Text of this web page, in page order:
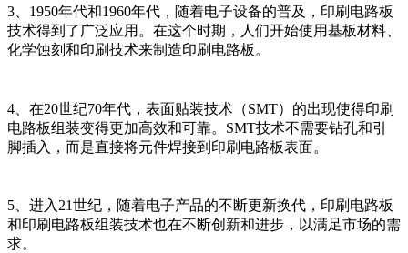
3、1950年代和1960年代，随着电子设备的普及，印刷电路板
技术得到了广泛应用。在这个时期，人们开始使用基板材料、
化学蚀刻和印刷技术来制造印刷电路板。
4、在20世纪70年代，表面贴装技术（SMT）的出现使得印刷
电路板组装变得更加高效和可靠。SMT技术不需要钻孔和引
脚插入，而是直接将元件焊接到印刷电路板表面。
5、进入21世纪，随着电子产品的不断更新换代，印刷电路板
和印刷电路板组装技术也在不断创新和进步，以满足市场的需
求。